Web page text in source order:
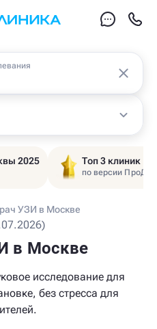
2025 Топ 3 клиник
по версии
УЗИ в Москве
в Москве
исследование для
без стресса для